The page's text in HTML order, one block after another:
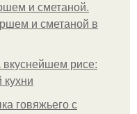
и сметаной.
и сметаной в
вкуснейшем рисе:
говяжьего с